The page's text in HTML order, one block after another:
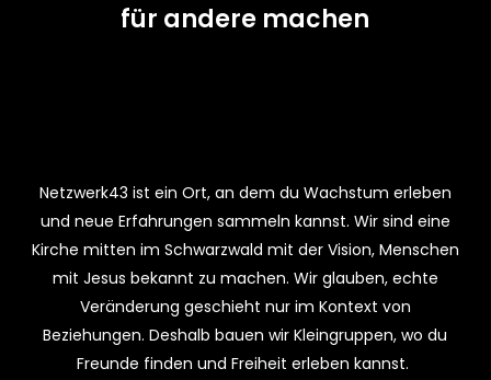
für andere machen
Netzwerk43 ist ein Ort, an dem du Wachstum erleben
und neue Erfahrungen sammeln kannst. Wir sind eine
Kirche mitten im Schwarzwald mit der Vision, Menschen
mit Jesus bekannt zu machen. Wir glauben, echte
Veränderung geschieht nur im Kontext von
Beziehungen. Deshalb bauen wir Kleingruppen, wo du
Freunde finden und Freiheit erleben kannst.